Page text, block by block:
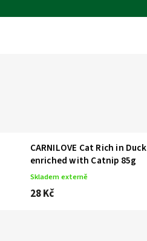
CARNILOVE Cat Rich in Duck
enriched with Catnip 85g
Skladem externě
28 Kč